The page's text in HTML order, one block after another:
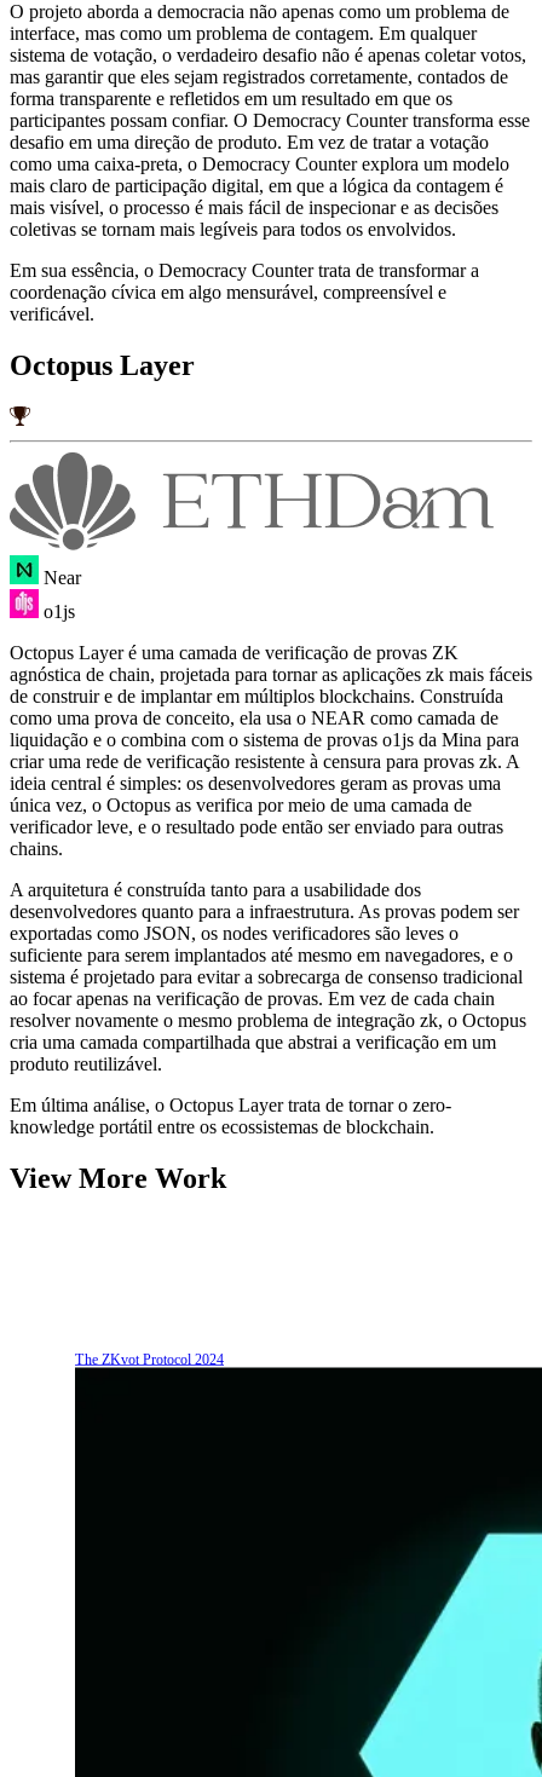
O projeto aborda a democracia não apenas como um problema de
interface, mas como um problema de contagem. Em qualquer
sistema de votação, o verdadeiro desafio não é apenas coletar votos,
mas garantir que eles sejam registrados corretamente, contados de
forma transparente e refletidos em um resultado em que os
participantes possam confiar. O Democracy Counter transforma esse
desafio em uma direção de produto. Em vez de tratar a votação
como uma caixa-preta, o Democracy Counter explora um modelo
mais claro de participação digital, em que a lógica da contagem é
mais visível, o processo é mais fácil de inspecionar e as decisões
coletivas se tornam mais legíveis para todos os envolvidos.
Em sua essência, o Democracy Counter trata de transformar a
coordenação cívica em algo mensurável, compreensível e
verificável.
Octopus Layer
Near
o1js
Octopus Layer é uma camada de verificação de provas ZK
agnóstica de chain, projetada para tornar as aplicações zk mais fáceis
de construir e de implantar em múltiplos blockchains. Construída
como uma prova de conceito, ela usa o NEAR como camada de
liquidação e o combina com o sistema de provas o1js da Mina para
criar uma rede de verificação resistente à censura para provas zk. A
ideia central é simples: os desenvolvedores geram as provas uma
única vez, o Octopus as verifica por meio de uma camada de
verificador leve, e o resultado pode então ser enviado para outras
chains.
A arquitetura é construída tanto para a usabilidade dos
desenvolvedores quanto para a infraestrutura. As provas podem ser
exportadas como JSON, os nodes verificadores são leves o
suficiente para serem implantados até mesmo em navegadores, e o
sistema é projetado para evitar a sobrecarga de consenso tradicional
ao focar apenas na verificação de provas. Em vez de cada chain
resolver novamente o mesmo problema de integração zk, o Octopus
cria uma camada compartilhada que abstrai a verificação em um
produto reutilizável.
Em última análise, o Octopus Layer trata de tornar o zero-
knowledge portátil entre os ecossistemas de blockchain.
View More Work
The ZKvot Protocol 2024